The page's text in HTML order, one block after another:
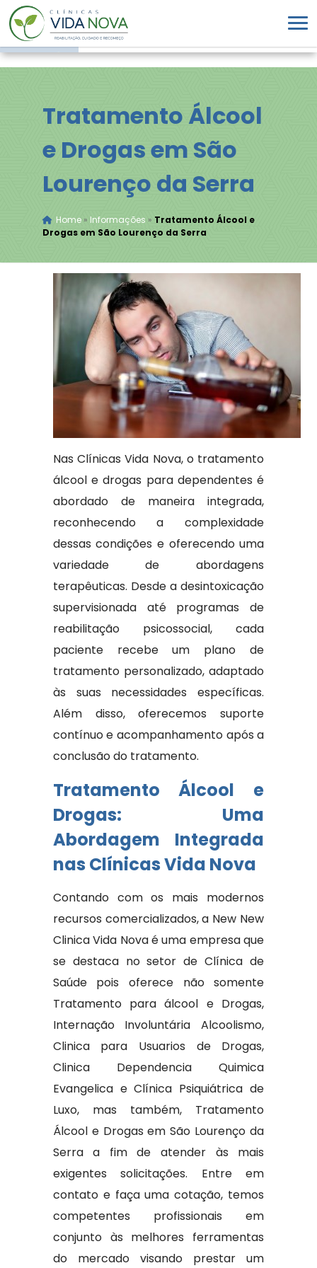
Tratamento Álcool
e Drogas em São
Lourenço da Serra
Home» Informações » Tratamento Álcool e
Drogas em São Lourenço da Serra
Nas Clínicas Vida Nova, o tratamento
álcool e drogas para dependentes é
abordado de maneira integrada,
reconhecendo a complexidade
dessas condições e oferecendo uma
variedade de abordagens
terapêuticas. Desde a desintoxicação
supervisionada até programas de
reabilitação psicossocial, cada
paciente recebe um plano de
tratamento personalizado, adaptado
às suas necessidades específicas.
Além disso, oferecemos suporte
contínuo e acompanhamento após a
conclusão do tratamento.
Tratamento Álcool e
Drogas: Uma
Abordagem Integrada
nas Clínicas Vida Nova
Contando com os mais modernos
recursos comercializados, a New New
Clinica Vida Nova é uma empresa que
se destaca no setor de Clínica de
Saúde pois oferece não somente
Tratamento para álcool e Drogas,
Internação Involuntária Alcoolismo,
Clinica para Usuarios de Drogas,
Clinica Dependencia Quimica
Evangelica e Clínica Psiquiátrica de
Luxo, mas também, Tratamento
Álcool e Drogas em São Lourenço da
Serra a fim de atender às mais
exigentes solicitações. Entre em
contato e faça uma cotação, temos
competentes profissionais em
conjunto às melhores ferramentas
do mercado visando prestar um